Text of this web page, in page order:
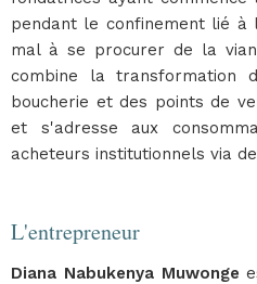
pendant le confinement lié à
mal à se procurer de la
combine la transformation
boucherie et des points de
et s'adresse aux
acheteurs institutionnels via
L'entrepreneur
Diana Nabukenya Muwonge